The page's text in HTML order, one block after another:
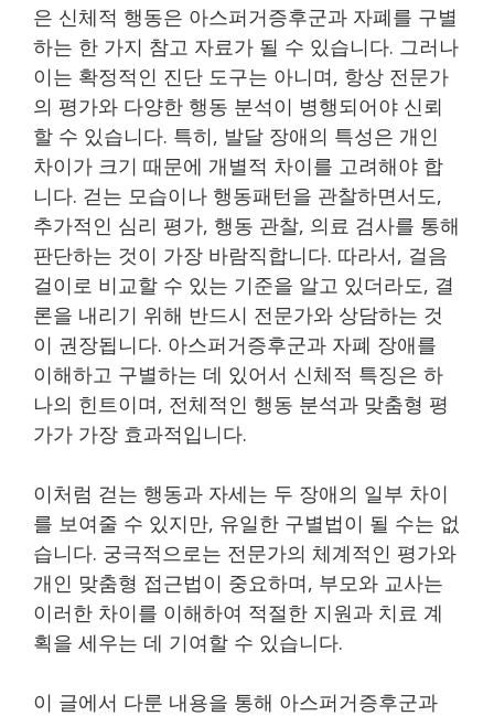
은 신체적 행동은 아스퍼거증후군과 자폐를 구별
하는 한 가지 참고 자료가 될 수 있습니다. 그러나
이는 확정적인 진단 도구는 아니며, 항상 전문가
의 평가와 다양한 행동 분석이 병행되어야 신뢰
할 수 있습니다. 특히, 발달 장애의 특성은 개인
차이가 크기 때문에 개별적 차이를 고려해야 합
니다. 걷는 모습이나 행동패턴을 관찰하면서도,
추가적인 심리 평가, 행동 관찰, 의료 검사를 통해
판단하는 것이 가장 바람직합니다. 따라서, 걸음
걸이로 비교할 수 있는 기준을 알고 있더라도, 결
론을 내리기 위해 반드시 전문가와 상담하는 것
이 권장됩니다. 아스퍼거증후군과 자폐 장애를
이해하고 구별하는 데 있어서 신체적 특징은 하
나의 힌트이며, 전체적인 행동 분석과 맞춤형 평
가가 가장 효과적입니다.
이처럼 걷는 행동과 자세는 두 장애의 일부 차이
를 보여줄 수 있지만, 유일한 구별법이 될 수는 없
습니다. 궁극적으로는 전문가의 체계적인 평가와
개인 맞춤형 접근법이 중요하며, 부모와 교사는
이러한 차이를 이해하여 적절한 지원과 치료 계
획을 세우는 데 기여할 수 있습니다.
이 글에서 다룬 내용을 통해 아스퍼거증후군과